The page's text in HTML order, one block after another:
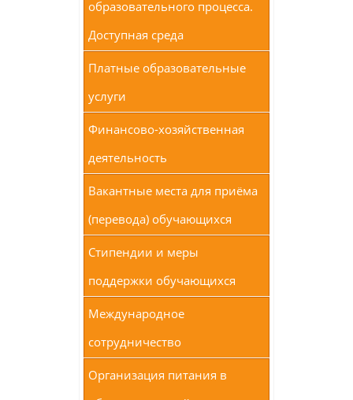
образовательного процесса.
Доступная среда
Платные образовательные
услуги
Финансово-хозяйственная
деятельность
Вакантные места для приёма
(перевода) обучающихся
Стипендии и меры
поддержки обучающихся
Международное
сотрудничество
Организация питания в